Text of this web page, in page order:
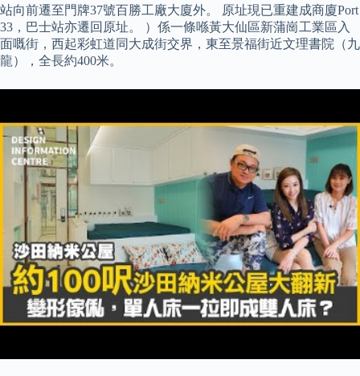
站向前遷至門牌37號百勝工廠大廈外。 原址現已重建成商廈Port
33，巴士站亦遷回原址。 ）係一條喺黃大仙區新蒲崗工業區入
面嘅街，西起彩虹道同大成街交界，東至景福街近文理書院（九
龍），全長約400米。